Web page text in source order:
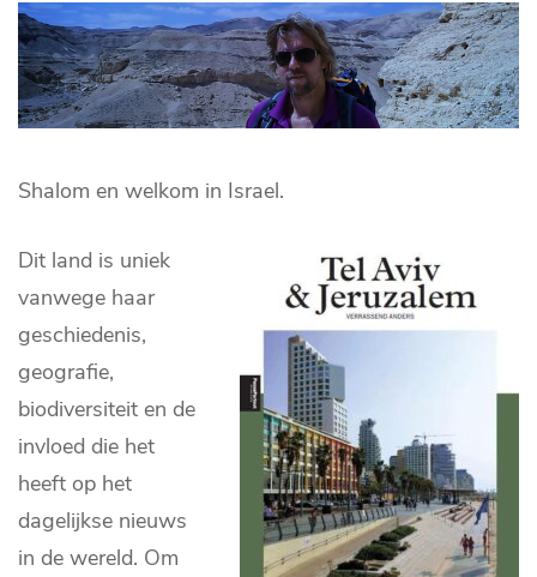
Shalom en welkom in Israel.
Dit land is uniek
vanwege haar
geschiedenis,
geografie,
biodiversiteit en de
invloed die het
heeft op het
dagelijkse nieuws
in de wereld. Om